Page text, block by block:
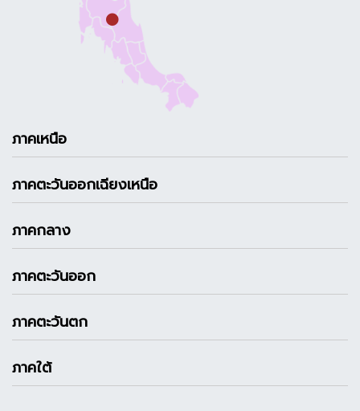
ภาคเหนือ
ภาคตะวันออกเฉียงเหนือ
ภาคกลาง
ภาคตะวันออก
ภาคตะวันตก
ภาคใต้